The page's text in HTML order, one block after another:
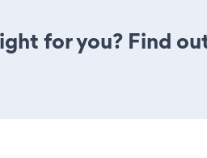
for you? Find